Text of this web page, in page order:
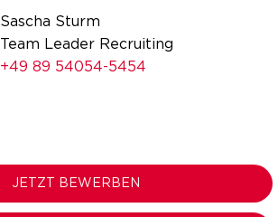
Sascha Sturm
Team Leader Recruiting
+49 89 54054-5454
JETZT BEWERBEN